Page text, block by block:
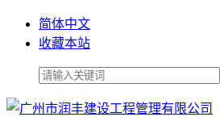
简体中文
收藏本站